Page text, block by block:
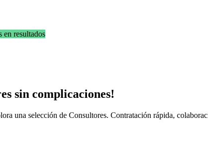
Nos enfocamos en resultados
sin complicaciones!​
una selección de Consultores. Contratación rápida,